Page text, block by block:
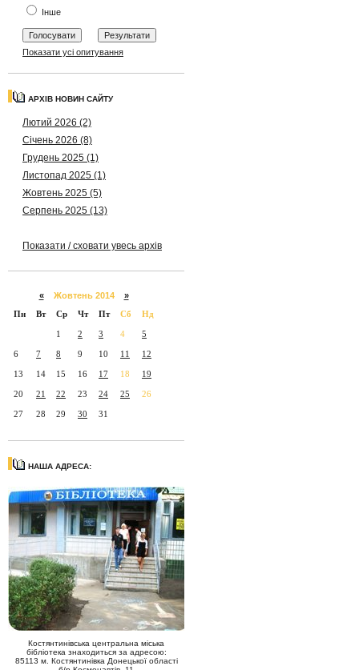
Інше
Показати усі опитування
АРХІВ НОВИН САЙТУ
Лютий 2026 (2)
Січень 2026 (8)
Грудень 2025 (1)
Листопад 2025 (1)
Жовтень 2025 (5)
Серпень 2025 (13)
Показати / сховати увесь архів
«Жовтень 2014 »
Пн
Вт Ср Чт Пт Сб Нд
1 2 3 4 5
6 7 8 9 10 11 12
13 14 15 16 17 18 19
20 21 22 23 24 25 26
27 28 29 30 31
НАША АДРЕСА:
Костянтинівська центральна міська
бібліотека знаходиться за адресою:
85113 м. Костянтинівка Донецької області